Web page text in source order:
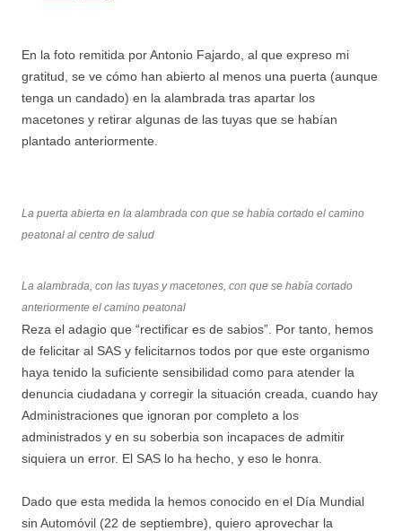
En la foto remitida por Antonio Fajardo, al que expreso mi
gratitud, se ve cómo han abierto al menos una puerta (aunque
tenga un candado) en la alambrada tras apartar los
macetones y retirar algunas de las tuyas que se habían
plantado anteriormente.
La puerta abierta en la alambrada con que se había cortado el camino
peatonal al centro de salud
La alambrada, con las tuyas y macetones, con que se había cortado
anteriormente el camino peatonal
Reza el adagio que “rectificar es de sabios”. Por tanto, hemos
de felicitar al SAS y felicitarnos todos por que este organismo
haya tenido la suficiente sensibilidad como para atender la
denuncia ciudadana y corregir la situación creada, cuando hay
Administraciones que ignoran por completo a los
administrados y en su soberbia son incapaces de admitir
siquiera un error. El SAS lo ha hecho, y eso le honra.
Dado que esta medida la hemos conocido en el Día Mundial
sin Automóvil (22 de septiembre), quiero aprovechar la